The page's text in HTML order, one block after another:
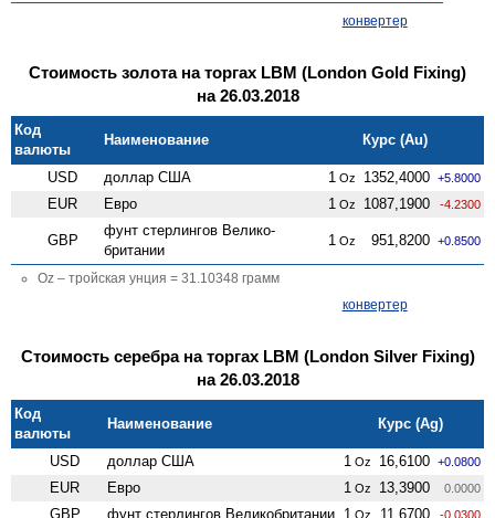
конвертер
Стоимость золота на торгах LBM (London Gold Fixing)
на 26.03.2018
Код
валюты
Наименование Курс (Au)
USD доллар США 1 Oz 1352,4000 +5.8000
EUR Евро 1 Oz 1087,1900 -4.2300
GBP
фунт стерлингов Велико­
британии
1 Oz 951,8200 +0.8500
Oz – тройская унция = 31.10348 грамм
конвертер
Стоимость серебра на торгах LBM (London Silver Fixing)
на 26.03.2018
Код
валюты
Наименование Курс (Ag)
USD доллар США 1 Oz 16,6100 +0.0800
EUR Евро 1 Oz 13,3900 0.0000
GBP фунт стерлингов Велико­британии 1 Oz 11,6700 -0.0300